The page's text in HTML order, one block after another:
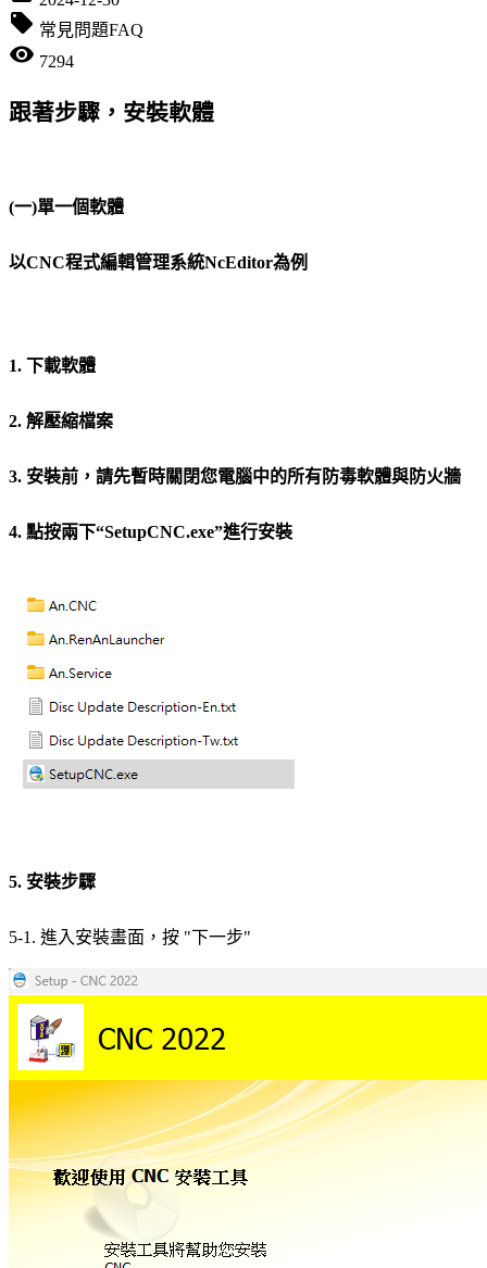
local_offer 常見問題FAQ
visibility 7294
跟著步驟，安裝軟體
(一)單一個軟體
以CNC程式編輯管理系統NcEditor為例
1. 下載軟體
2. 解壓縮檔案
3. 安裝前，請先暫時關閉您電腦中的所有防毒軟體與防火牆
4. 點按兩下“SetupCNC.exe”進行安裝
5. 安裝步驟
5-1. 進入安裝畫面，按 "下一步"